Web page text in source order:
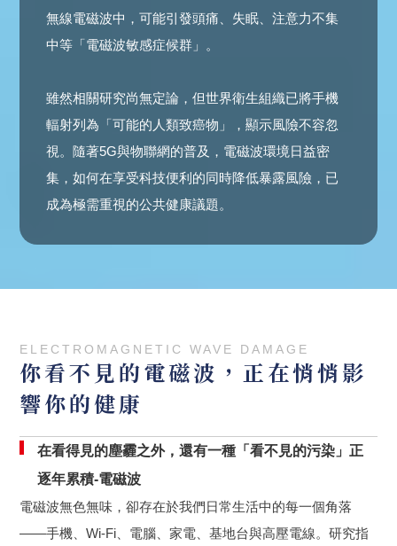
無線電磁波中，可能引發頭痛、失眠、注意力不集
中等「電磁波敏感症候群」。
雖然相關研究尚無定論，但世界衛生組織已將手機
輻射列為「可能的人類致癌物」，顯示風險不容忽
視。隨著5G與物聯網的普及，電磁波環境日益密
集，如何在享受科技便利的同時降低暴露風險，已
成為極需重視的公共健康議題。
ELECTROMAGNETIC WAVE DAMAGE
你看不見的電磁波，正在悄悄影
響你的健康
在看得見的塵霾之外，還有一種「看不見的污染」正
逐年累積-電磁波
電磁波無色無味，卻存在於我們日常生活中的每一個角落
——手機、Wi-Fi、電腦、家電、基地台與高壓電線。研究指